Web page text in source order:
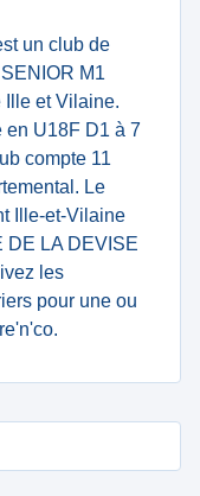
un club de
M1
Ille et Vilaine.
en U18F D1 à 7
compte 11
Le
Ille-et-Vilaine
DE LA DEVISE
les
pour une ou